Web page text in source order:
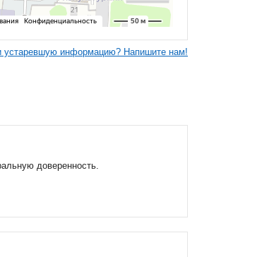
устаревшую информацию? Напишите нам!
доверенность.